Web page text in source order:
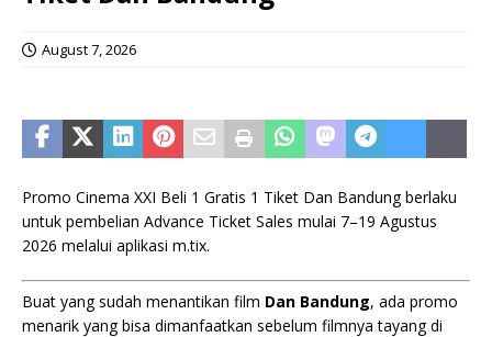
August 7, 2026
Promo Cinema XXI Beli 1 Gratis 1 Tiket Dan Bandung berlaku
untuk pembelian Advance Ticket Sales mulai 7–19 Agustus
2026 melalui aplikasi m.tix.
Buat yang sudah menantikan film Dan Bandung, ada promo
menarik yang bisa dimanfaatkan sebelum filmnya tayang di